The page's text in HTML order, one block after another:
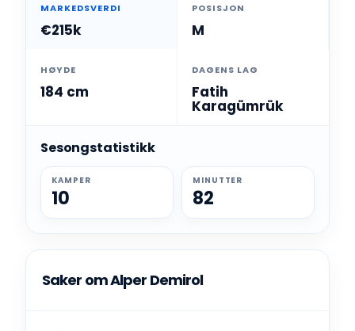
MARKEDSVERDI
€215k
POSISJON
M
HØYDE
184 cm
DAGENS LAG
Fatih
Karagümrük
Sesongstatistikk
KAMPER
10
MINUTTER
82
Saker om Alper Demirol